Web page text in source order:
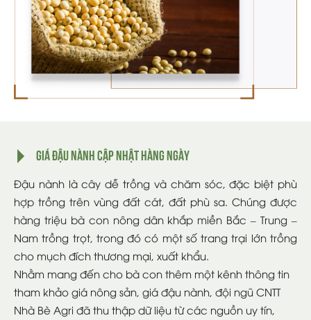
GIÁ ĐẬU NÀNH CẬP NHẬT HÀNG NGÀY
Đậu nành là cây dễ trồng và chăm sóc, đặc biệt phù
hợp trồng trên vùng đất cát, đất phù sa. Chúng được
hàng triệu bà con nông dân khắp miền Bắc – Trung –
Nam trồng trọt, trong đó có một số trang trại lớn trồng
cho mụch đích thương mại, xuất khẩu.
Nhằm mang đến cho bà con thêm một kênh thông tin
tham khảo giá nông sản, giá đậu nành, đội ngũ CNTT
Nhà Bè Agri đã thu thập dữ liệu từ các nguồn uy tín,